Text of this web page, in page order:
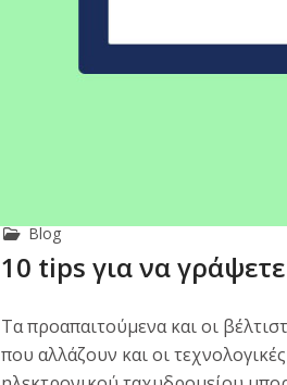
Blog
10 tips για να
Τα προαπαιτούμενα και οι
που αλλάζουν και οι